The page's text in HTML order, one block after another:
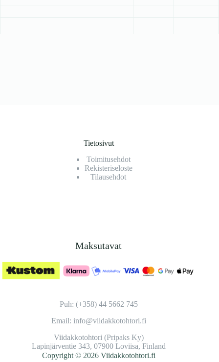
Tietosivut
Toimitusehdot
Rekisteriseloste
Tilausehdot
Maksutavat
Puh: (+358) 44 5662 745
Email: info@viidakkotohtori.fi
Viidakkotohtori (Pripaks Ky)
Lapinjärventie 343, 07900 Loviisa, Finland
Copyright © 2026 Viidakkotohtori.fi